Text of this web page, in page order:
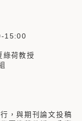
15:00
綠荷教授
，與期刊論文投稿